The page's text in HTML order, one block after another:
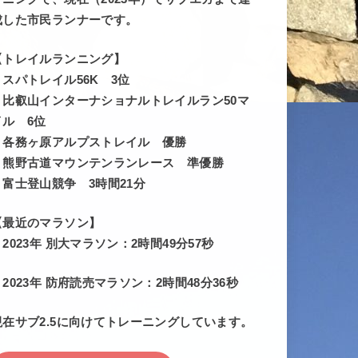
した市民ランナーです。
トレイルランニング】
スパトレイル56K 3位
比叡山インターナショナルトレイルラン50マ
ル 6位
各務ヶ原アルプストレイル 優勝
熊野古道マウンテンランレース 準優勝
富士登山競争 3時間21分
近のマラソン】
2023年 別大マラソン：2時間49分57秒
2023年 防府読売マラソン：2時間48分36秒
在サブ2.5に向けてトレーニングしています。